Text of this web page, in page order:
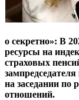
о секретно»: В
ресурсы на
страховых
на заседании по
отношений.